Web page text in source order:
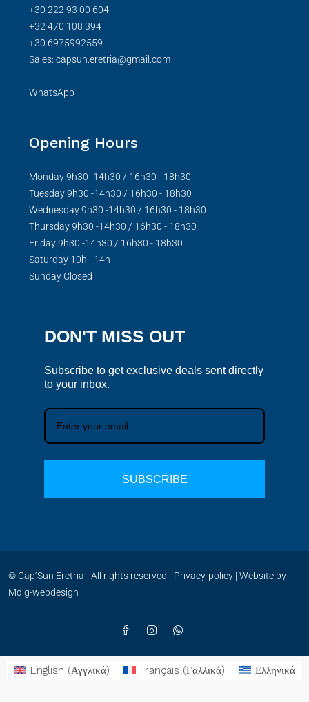
+30 222 93 00 604
+32 470 108 394
+30 6975992559
Sales: capsun.eretria@gmail.com
WhatsApp
Opening Hours
Monday 9h30 -14h30 / 16h30 - 18h30
Tuesday 9h30 -14h30 / 16h30 - 18h30
Wednesday 9h30 -14h30 / 16h30 - 18h30
Thursday 9h30 -14h30 / 16h30 - 18h30
Friday 9h30 -14h30 / 16h30 - 18h30
Saturday 10h - 14h
Sunday Closed
DON'T MISS OUT
Subscribe to get exclusive deals sent directly
to your inbox.
SUBSCRIBE
© Cap’Sun Eretria - All rights reserved - Privacy-policy | Website by
Mdlg-webdesign
English (Αγγλικά) Français (Γαλλικά) Ελληνικά